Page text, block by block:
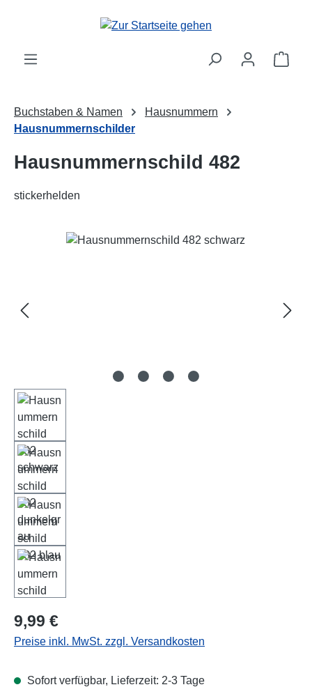
Zum Hauptinhalt springen
Buchstaben & Namen
Hausnummern
Hausnummernschilder
Hausnummernschild 482
stickerhelden
Bildergalerie überspringen
Regulärer Preis:
9,99 €
Preise inkl. MwSt. zzgl. Versandkosten
Sofort verfügbar, Lieferzeit: 2-3 Tage